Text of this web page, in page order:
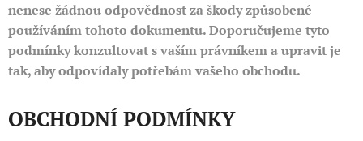
nenese žádnou odpovědnost za škody způsobené
používáním tohoto dokumentu. Doporučujeme tyto
podmínky konzultovat s vaším právníkem a upravit je
tak, aby odpovídaly potřebám vašeho obchodu.
OBCHODNÍ PODMÍNKY